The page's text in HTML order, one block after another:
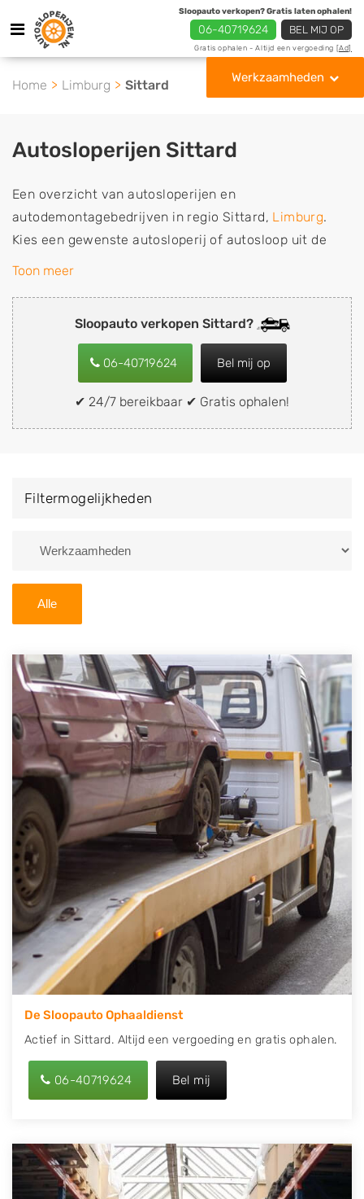
Sloopauto verkopen? Gratis laten ophalen!
06-40719624 BEL MIJ OP
Gratis ophalen - Altijd een vergoeding [Ad]
Werkzaamheden
Home Limburg Sittard
Sloopauto verkopen Sittard?
06-40719624 Bel mij op
✔ 24/7 bereikbaar ✔ Gratis ophalen!
Autosloperijen Sittard
Een overzicht van autosloperijen en
autodemontagebedrijven in regio Sittard, Limburg.
Kies een gewenste autosloperij of autosloop uit de
lijst die gespecialiseerd is in de verkoop van
de inkoop van sloopauto's, schadeauto's en
tweedehands auto's (ook zonder apk keuring). Wilt u
uw auto, camper, vrachtwagen, motor of brommobiel
snel en eenvoudig verkopen aan een
demontagebedrijf in de buurt, deze zelf wegbrengen
naar de sloop of deze liever laten ophalen op een
van Sittard en ontvang een vergoeding voor uw oude
Zoekt u liever naar een sloperij in een andere plaats of
U kunt er ook voor kiezen om direct uw sloopauto te
verkopen en op te laten halen door de Sloopauto
Ophaaldienst van Autosloperijen.nl. Wij kunnen uw
auto gratis ophalen in Sittard. Neem telefonisch
contact op of maak een terugbelafspraak. Wilt u
direct een tweedehands auto onderdelen offerte
aanvragen? Dat kan via de Onderdelenlijn! Vul uw
kenteken in en druk op verzenden.
Wij kunnen u helpen met de inkoop van auto's van
eigenlijk alle merken, zoals Alfa Romeo, Audi, BMW,
Chevrolet, Citroën, Dacia, Fiat, Ford, Honda, Hyundai,
Kia, Mazda, Mercedes Benz, Mitsubishi, Nissan, Opel,
Peugeot, Porsche, Renault, Seat, Skoda, Suzuki, Tesla,
Toyota, Volkswagen en Volvo.
Toon meer
Filtermogelijkheden
Alle
De Sloopauto Ophaaldienst
Actief in Sittard. Altijd een vergoeding en gratis ophalen.
06-40719624 Bel mij